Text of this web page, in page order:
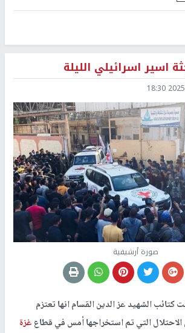
اسرائيلي الليلة
2025-
صورة أرشيفية
كتائب الشهيد عز الدين القسام انها تعتزم
التي تم استخراجها أمس في قطاعغزة